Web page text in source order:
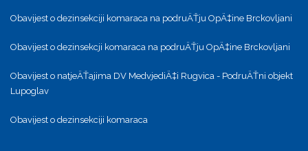
Obavijest o dezinsekciji komaraca na podruÄŤju OpÄ‡ine Brckovljani
Obavijest o dezinsekcji komaraca na podruÄŤju OpÄ‡ine Brckovljani
Obavijest o natjeÄŤajima DV MedvjediÄ‡i Rugvica - PodruÄŤni objekt
Lupoglav
Obavijest o dezinsekciji komaraca